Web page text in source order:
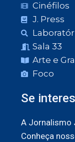
Cinéfilos
J. Press
Sala 33
Arte e
Foco
Se
A Jornalismo
Conheça